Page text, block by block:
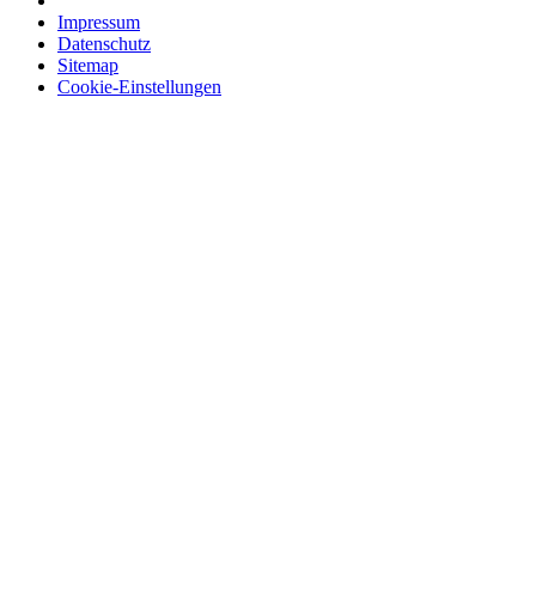
Impressum
Datenschutz
Sitemap
Cookie-Einstellungen